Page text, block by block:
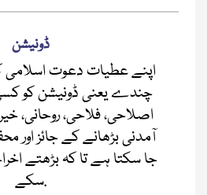
ڈونیشن
اپنے عطیات دعوت اسلامی
چندے یعنی ڈونیشن کو کسی
اصلاحی، فلاحی، روحانی،
آمدنی بڑھانے کے جائز اور
جا سکتا ہے تا کہ بڑھتے
سکے.